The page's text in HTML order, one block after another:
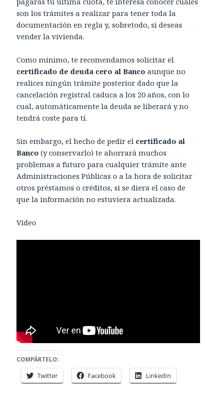
son los trámites a realizar para tener toda la
documentación en regla y, sobretodo, si deseas
vender la vivienda.
Como mínimo, te recomendamos solicitar el
certificado de deuda cero al Banco aunque no
realices ningún trámite posterior dado que la
cancelación registral caduca a los 20 años, con lo
cual, automáticamente la deuda se liberará y no
tendrá coste para tí.
Sin embargo, el hecho de pedir el certificado al
Banco(y conservarlo) te ahorrará muchos
problemas a futuro para cualquier trámite ante
Administraciones Públicas o a la hora de solicitar
otros préstamos o créditos, si se diera el caso de
que la información no estuviera actualizada.
Vídeo
COMPÁRTELO:
Twitter Facebook LinkedIn